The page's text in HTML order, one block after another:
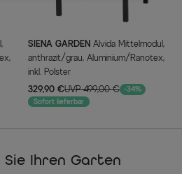
SIENA GARDEN
anthrazit/grau, Aluminium/Ranotex,
inkl. Polster
329,90 €UVP 499,00 € -34%
Sofort lieferbar
Ihren Garten